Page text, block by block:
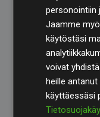
Kaikki
sertifioimia,
lisää
personointiin
Jaamme
käytöstäsi
voivat
heille
käyttäessäsi